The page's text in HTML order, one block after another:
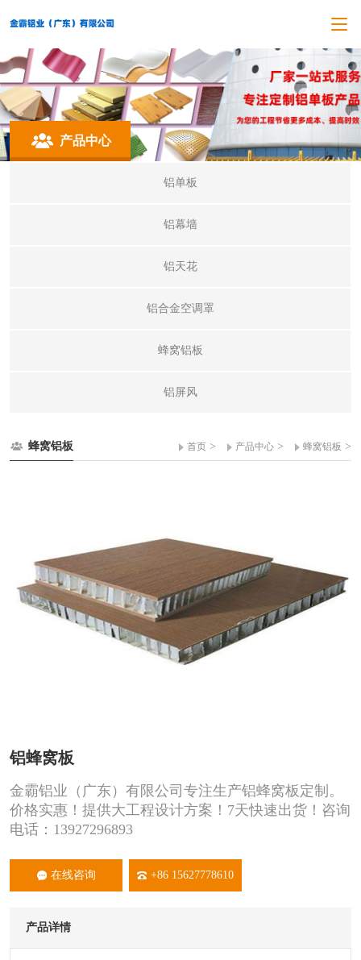
产品中心
铝单板
铝幕墙
铝天花
铝合金空调罩
蜂窝铝板
铝屏风
蜂窝铝板 首页 > 产品中心 > 蜂窝铝板 >
铝蜂窝板
金霸铝业（广东）有限公司专注生产铝蜂窝板定制。
价格实惠！提供大工程设计方案！7天快速出货！咨询
电话：13927296893
在线咨询 +86 15627778610
产品详情